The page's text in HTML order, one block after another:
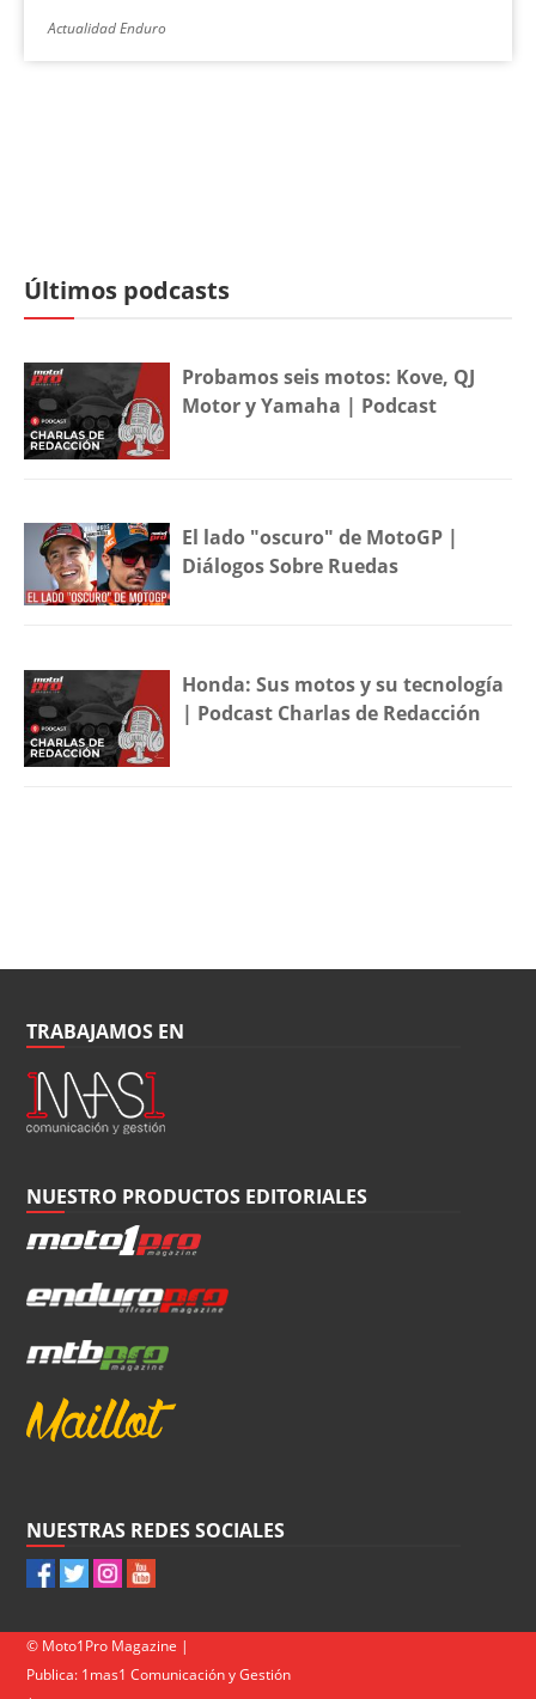
Actualidad Enduro
Últimos podcasts
Probamos seis motos: Kove, QJ
Motor y Yamaha | Podcast
El lado "oscuro" de MotoGP |
Diálogos Sobre Ruedas
Honda: Sus motos y su tecnología
| Podcast Charlas de Redacción
TRABAJAMOS EN
NUESTRO PRODUCTOS EDITORIALES
NUESTRAS REDES SOCIALES
© Moto1Pro Magazine |
Publica: 1mas1 Comunicación y Gestión